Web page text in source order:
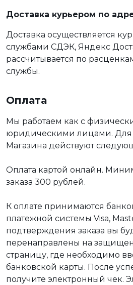
Доставка курьером по
Доставка осуществляется
службами СДЭК, Яндекс
рассчитывается по
службы.
Оплата
Мы работаем как с
юридическими лицами. Для
Магазина действуют
Оплата картой онлайн.
заказа 300 рублей.
К оплате принимаются
платежной системы Visa,
подтверждения заказа вы
перенаправлены на
страницу, где необходимо
банковской карты. После
получите электронный чек.